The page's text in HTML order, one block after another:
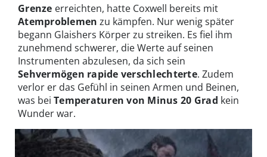
Grenze erreichten, hatte Coxwell bereits mit
Atemproblemen zu kämpfen. Nur wenig später
begann Glaishers Körper zu streiken. Es fiel ihm
zunehmend schwerer, die Werte auf seinen
Instrumenten abzulesen, da sich sein
Sehvermögen rapide verschlechterte. Zudem
verlor er das Gefühl in seinen Armen und Beinen,
was bei Temperaturen von Minus 20 Grad kein
Wunder war.